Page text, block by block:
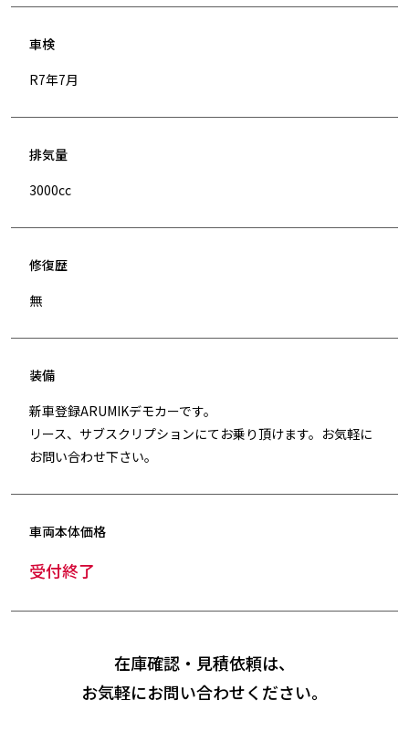
車検
R7年7月
排気量
3000cc
修復歴
無
装備
新車登録ARUMIKデモカーです。
リース、サブスクリプションにてお乗り頂けます。お気軽に
お問い合わせ下さい。
車両本体価格
受付終了
在庫確認・見積依頼は、
お気軽にお問い合わせください。